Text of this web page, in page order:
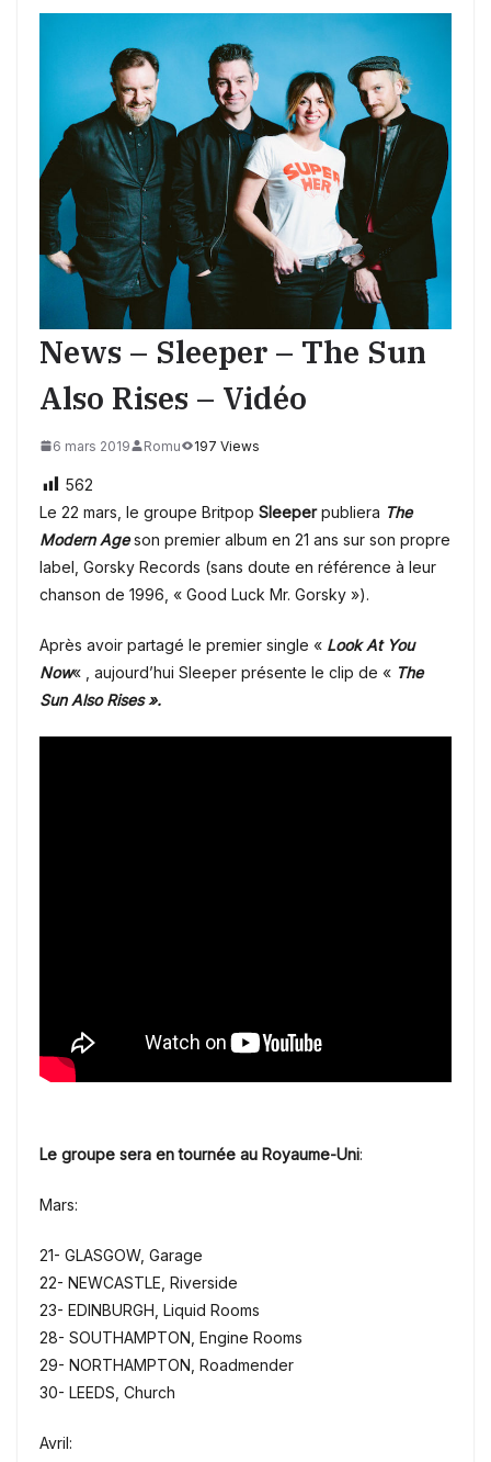
News – Sleeper – The Sun
Also Rises – Vidéo
6 mars 2019 Romu 197 Views
562
Le 22 mars, le groupe Britpop Sleeperpubliera The
Modern Ageson premier album en 21 ans sur son propre
label, Gorsky Records (sans doute en référence à leur
chanson de 1996, « Good Luck Mr. Gorsky »).
Après avoir partagé le premier single « Look At You
Now« , aujourd’hui Sleeper présente le clip de « The
Sun Also Rises ».
Le groupe sera en tournée au Royaume-Uni:
Mars:
21- GLASGOW, Garage
22- NEWCASTLE, Riverside
23- EDINBURGH, Liquid Rooms
28- SOUTHAMPTON, Engine Rooms
29- NORTHAMPTON, Roadmender
30- LEEDS, Church
Avril: